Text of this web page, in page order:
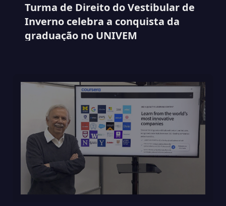
Turma de Direito do Vestibular de
Inverno celebra a conquista da
graduação no UNIVEM